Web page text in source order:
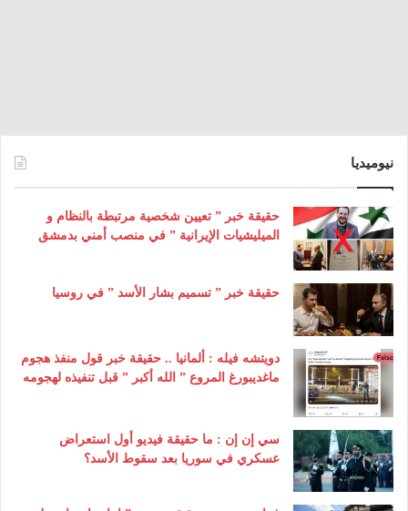
نيوميديا
حقيقة خبر ” تعيين شخصية مرتبطة بالنظام و
الميليشيات الإيرانية ” في منصب أمني بدمشق
حقيقة خبر ” تسميم بشار الأسد ” في روسيا
دويتشه فيله : ألمانيا .. حقيقة خبر قول منفذ هجوم
ماغديبورغ المروع ” الله أكبر ” قبل تنفيذه لهجومه
سي إن إن : ما حقيقة فيديو أول استعراض
عسكري في سوريا بعد سقوط الأسد؟